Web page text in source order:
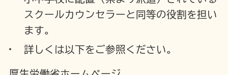
スクールカウンセラーと同等の役割を担い
ます。
詳しくは以下をご参照ください。